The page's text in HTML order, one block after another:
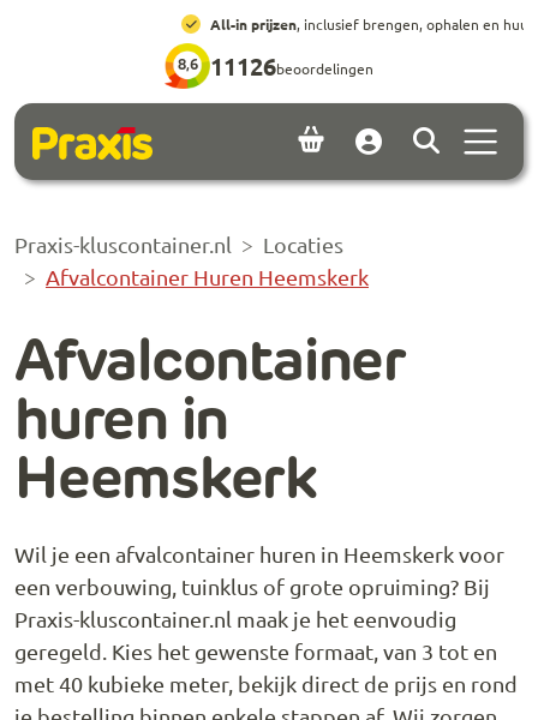
Ga naar hoofdinhoud
Ga naar footer
All-in prijzen , inclusief brengen, ophalen en huur
8,6 11126beoordelingen
Account
Praxis-kluscontainer.nl
Locaties
Afvalcontainer Huren Heemskerk
Afvalcontainer
huren in
Heemskerk
Wil je een afvalcontainer huren in Heemskerk voor
een verbouwing, tuinklus of grote opruiming? Bij
Praxis-kluscontainer.nl maak je het eenvoudig
geregeld. Kies het gewenste formaat, van 3 tot en
met 40 kubieke meter, bekijk direct de prijs en rond